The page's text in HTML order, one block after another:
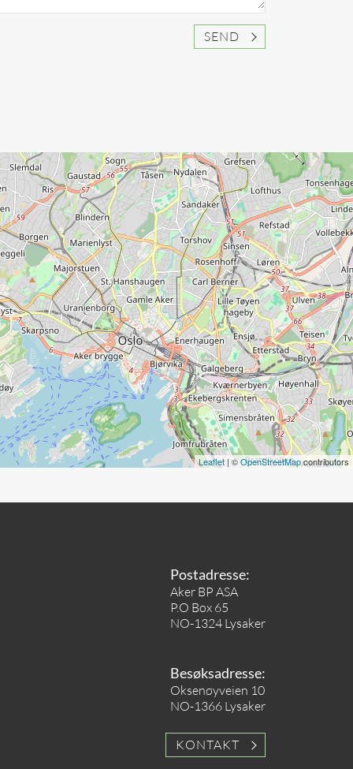
SEND
Leaflet | ©OpenStreetMapcontributors
Postadresse:
Aker BP ASA
P.O Box 65
NO-1324 Lysaker
Besøksadresse:
Oksenøyveien 10
NO-1366 Lysaker
KONTAKT